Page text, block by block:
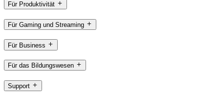
Für Produktivität
Für Gaming und Streaming
Für Business
Für das Bildungswesen
Support